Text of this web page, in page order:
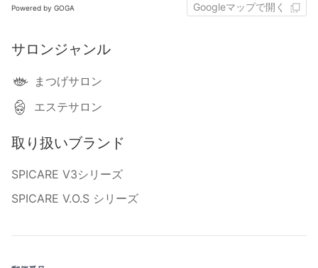
Powered by GOGA Googleマップで開く
サロンジャンル
まつげサロン
エステサロン
取り扱いブランド
SPICARE V3シリーズ
SPICARE V.O.S シリーズ